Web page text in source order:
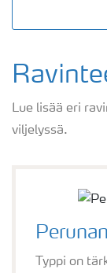
Lue lisää eri
viljelyssä.
Typpi on